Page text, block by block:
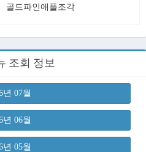
골드파인애플조각
조회 정보
년 07월
년 06월
년 05월